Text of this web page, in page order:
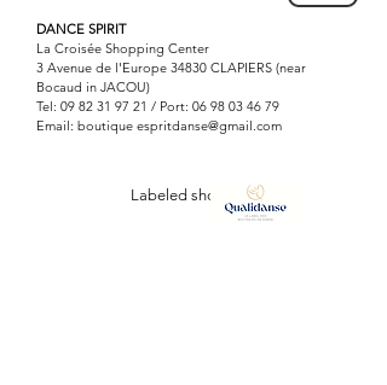
DANCE SPIRIT
La Croisée Shopping Center
3 Avenue de l'Europe 34830 CLAPIERS (near
Bocaud in JACOU)
Tel: 09 82 31 97 21 / Port: 06 98 03 46 79
Email: boutique espritdanse@gmail.com
Labeled shop